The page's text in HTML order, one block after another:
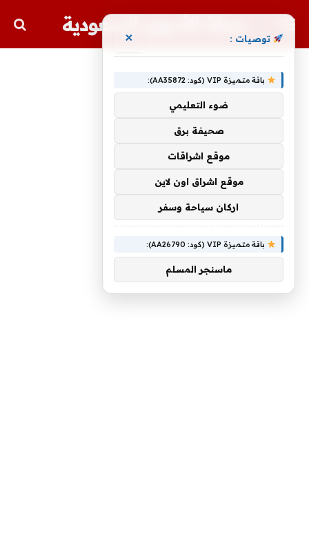
مجلة الأسهم السعودية
توصيات : ×
باقة متميزة VIP (كود: AA35872):
ضوء التعليمي
صحيفة برق
موقع اشراقات
موقع اشراق اون لاين
اركان سياحة وسفر
باقة متميزة VIP (كود: AA26790):
ماسنجر المسلم